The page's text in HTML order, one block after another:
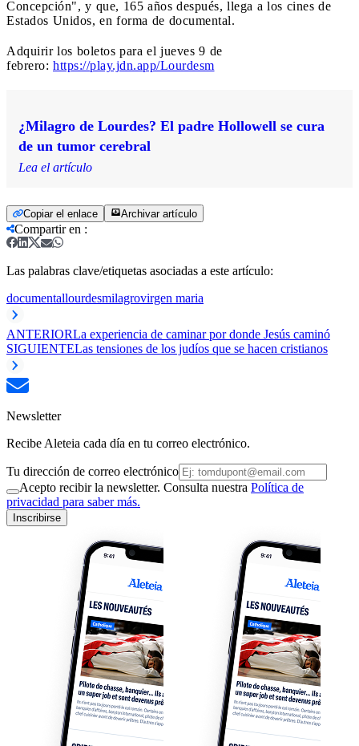
Concepción", y que, 165 años después, llega a los cines de
Estados Unidos, en forma de documental.
Adquirir los boletos para el jueves 9 de
febrero: https://play.jdn.app/Lourdesm
¿Milagro de Lourdes? El padre Hollowell se cura
de un tumor cerebral
Lea el artículo
Copiar el enlace Archivar artículo
Compartir en :
Las palabras clave/etiquetas asociadas a este artículo:
documentallourdesmilagrovirgen maria
ANTERIORLa experiencia de caminar por donde Jesús caminó
SIGUIENTELas tensiones de los judíos que se hacen cristianos
Newsletter
Recibe Aleteia cada día en tu correo electrónico.
Tu dirección de correo electrónico
Acepto recibir la newsletter. Consulta nuestra Política de
privacidad para saber más.
Inscribirse